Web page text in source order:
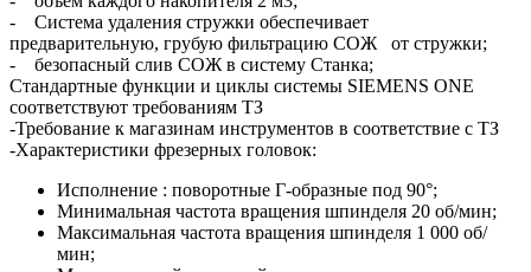
- Система удаления стружки обеспечивает
предварительную, грубую фильтрацию СОЖ от стружки;
- безопасный слив СОЖ в систему Станка;
Стандартные функции и циклы системы SIEMENS ONE
соответствуют требованиям ТЗ
-Требование к магазинам инструментов в соответствие с ТЗ
-Характеристики фрезерных головок:
Исполнение : поворотные Г-образные под 90°;
Минимальная частота вращения шпинделя 20 об/мин;
Максимальная частота вращения шпинделя 1 000 об/
мин;